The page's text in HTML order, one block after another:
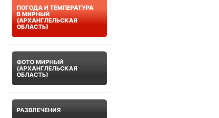
ПОГОДА И ТЕМПЕРАТУРА
В МИРНЫЙ
(АРХАНГЛЕЛЬСКАЯ
ОБЛАСТЬ)
ФОТО МИРНЫЙ
(АРХАНГЛЕЛЬСКАЯ
ОБЛАСТЬ)
РАЗВЛЕЧЕНИЯ